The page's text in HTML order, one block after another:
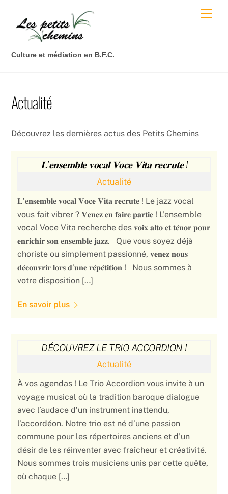
content
Culture et médiation en B.F.C.
Actualité
Découvrez les dernières actus des Petits Chemins
𝐋’𝐞𝐧𝐬𝐞𝐦𝐛𝐥𝐞 𝐯𝐨𝐜𝐚𝐥 𝐕𝐨𝐜𝐞 𝐕𝐢𝐭𝐚 𝐫𝐞𝐜𝐫𝐮𝐭𝐞 !
Actualité
𝐋’𝐞𝐧𝐬𝐞𝐦𝐛𝐥𝐞 𝐯𝐨𝐜𝐚𝐥 𝐕𝐨𝐜𝐞 𝐕𝐢𝐭𝐚 𝐫𝐞𝐜𝐫𝐮𝐭𝐞 ! Le jazz vocal
vous fait vibrer ? 𝐕𝐞𝐧𝐞𝐳 𝐞𝐧 𝐟𝐚𝐢𝐫𝐞 𝐩𝐚𝐫𝐭𝐢𝐞 ! L’ensemble
vocal Voce Vita recherche des 𝐯𝐨𝐢𝐱 𝐚𝐥𝐭𝐨 𝐞𝐭 𝐭𝐞́𝐧𝐨𝐫 𝐩𝐨𝐮𝐫
𝐞𝐧𝐫𝐢𝐜𝐡𝐢𝐫 𝐬𝐨𝐧 𝐞𝐧𝐬𝐞𝐦𝐛𝐥𝐞 𝐣𝐚𝐳𝐳. Que vous soyez déjà
choriste ou simplement passionné, 𝐯𝐞𝐧𝐞𝐳 𝐧𝐨𝐮𝐬
𝐝𝐞́𝐜𝐨𝐮𝐯𝐫𝐢𝐫 𝐥𝐨𝐫𝐬 𝐝’𝐮𝐧𝐞 𝐫𝐞́𝐩𝐞́𝐭𝐢𝐭𝐢𝐨𝐧 ! Nous sommes à
votre disposition […]
En savoir plus
DÉCOUVREZ LE TRIO ACCORDION !
Actualité
À vos agendas ! Le Trio Accordion vous invite à un
voyage musical où la tradition baroque dialogue
avec l’audace d’un instrument inattendu,
l’accordéon. Notre trio est né d’une passion
commune pour les répertoires anciens et d’un
désir de les réinventer avec fraîcheur et créativité.
Nous sommes trois musiciens unis par cette quête,
où chaque […]